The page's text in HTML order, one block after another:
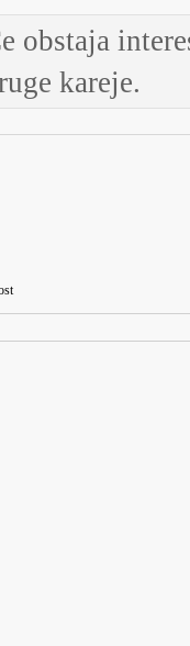
obstaja
kareje.